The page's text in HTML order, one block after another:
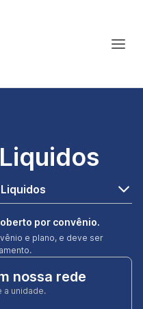
por convênio.
e plano, e deve ser
nossa rede
a unidade.